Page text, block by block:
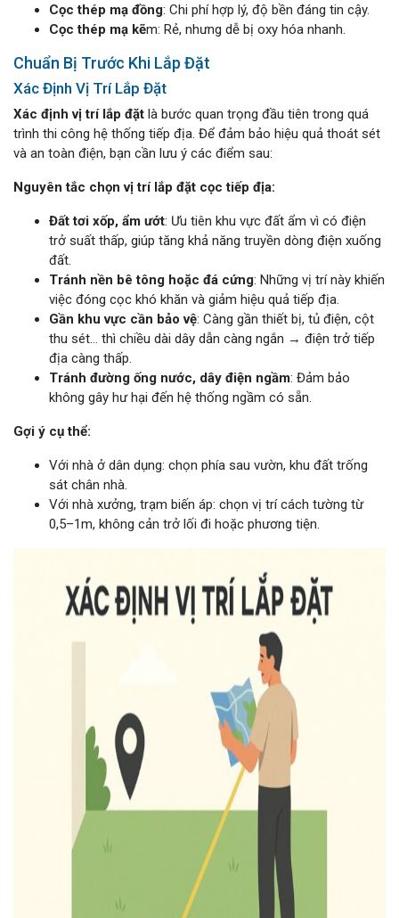
Cọc thép mạ đồng: Chi phí hợp lý, độ bền đáng tin cậy.
Cọc thép mạ kẽm: Rẻ, nhưng dễ bị oxy hóa nhanh.
Chuẩn Bị Trước Khi Lắp Đặt
Xác Định Vị Trí Lắp Đặt
Xác định vị trí lắp đặt là bước quan trọng đầu tiên trong quá
trình thi công hệ thống tiếp địa. Để đảm bảo hiệu quả thoát sét
và an toàn điện, bạn cần lưu ý các điểm sau:
Nguyên tắc chọn vị trí lắp đặt cọc tiếp địa:
Đất tơi xốp, ẩm ướt: Ưu tiên khu vực đất ẩm vì có điện
trở suất thấp, giúp tăng khả năng truyền dòng điện xuống
đất.
Tránh nền bê tông hoặc đá cứng: Những vị trí này khiến
việc đóng cọc khó khăn và giảm hiệu quả tiếp địa.
Gần khu vực cần bảo vệ: Càng gần thiết bị, tủ điện, cột
thu sét… thì chiều dài dây dẫn càng ngắn → điện trở tiếp
địa càng thấp.
Tránh đường ống nước, dây điện ngầm: Đảm bảo
không gây hư hại đến hệ thống ngầm có sẵn.
Gợi ý cụ thể:
Với nhà ở dân dụng: chọn phía sau vườn, khu đất trống
sát chân nhà.
Với nhà xưởng, trạm biến áp: chọn vị trí cách tường từ
0,5–1m, không cản trở lối đi hoặc phương tiện.